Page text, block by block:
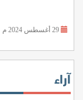
آراء